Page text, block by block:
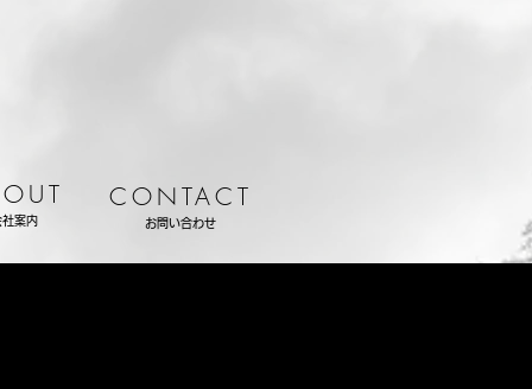
社案内
CONTACT
お問い合わせ